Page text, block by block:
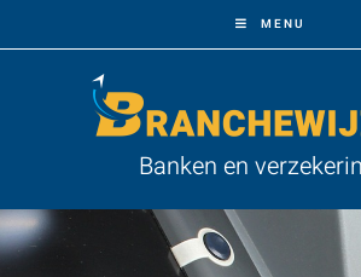
MENU
Banken en